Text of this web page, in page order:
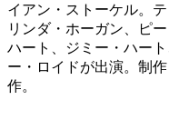
イアン・ストーケル。
リンダ・ホーガン、ピ
ハート、ジミー・ハー
ー・ロイドが出演。制作
作。